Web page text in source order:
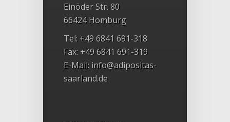
Einöder Str. 80
66424 Homburg
Tel: +49 6841 691-318
Fax: +49 6841 691-319
E-Mail: info@adipositas-
saarland.de